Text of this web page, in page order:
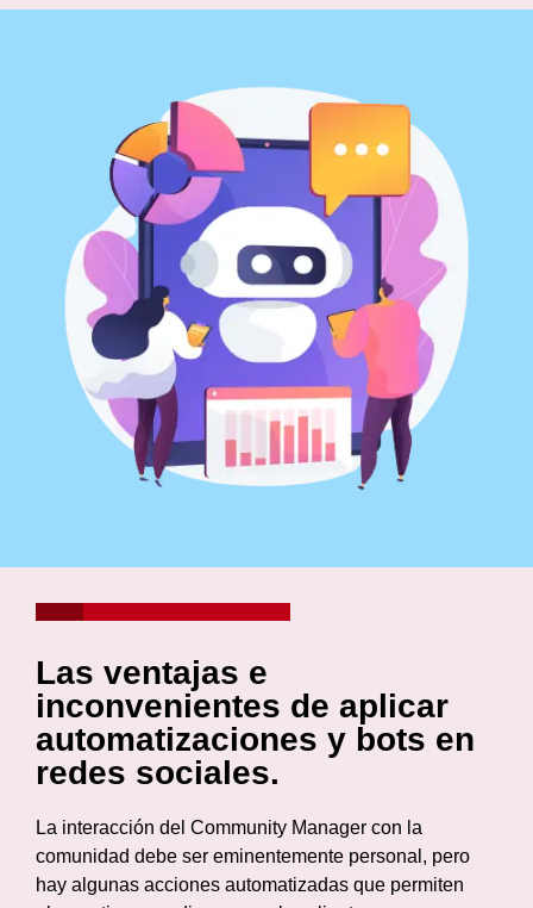
Las ventajas e
inconvenientes de aplicar
automatizaciones y bots en
redes sociales.
La interacción del Community Manager con la
comunidad debe ser eminentemente personal, pero
hay algunas acciones automatizadas que permiten